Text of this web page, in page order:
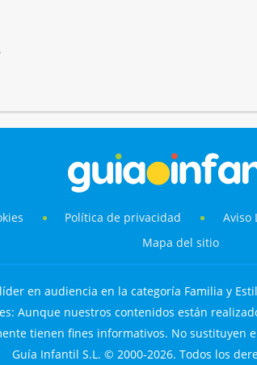
Política de privacidad Aviso
Mapa del sitio
en audiencia en la categoría Familia y
Aunque nuestros contenidos están
tienen fines informativos. No sustituyen
Guía Infantil S.L. © 2000-2026. Todos los